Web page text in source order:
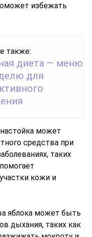
избежать
также:
диета — меню
для
может
средства при
таких
кожи и
яблока может быть
дыхания, таких как